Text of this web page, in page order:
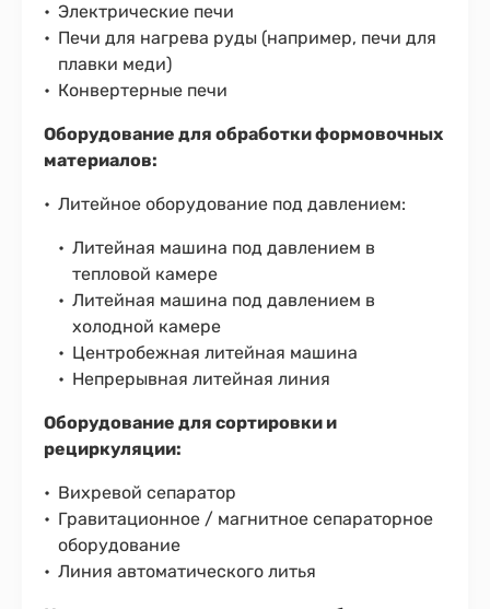
Электрические печи
Печи для нагрева руды (например, печи для
плавки меди)
Конвертерные печи
Оборудование для обработки формовочных
материалов:
Литейное оборудование под давлением:
Литейная машина под давлением в
тепловой камере
Литейная машина под давлением в
холодной камере
Центробежная литейная машина
Непрерывная литейная линия
Оборудование для сортировки и
рециркуляции:
Вихревой сепаратор
Гравитационное / магнитное сепараторное
оборудование
Линия автоматического литья